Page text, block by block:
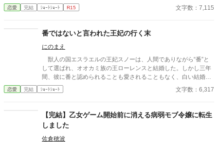
元へエーリヒが現れ――!?
恋愛 完結 ｼｮｰﾄｼｮｰﾄ R15 文字数：7,115
番ではないと言われた王妃の行く末
にのまえ
獣人の国エスラエルの王妃スノーは、人間でありながら“番”と
して選ばれ、オオカミ族の王ローレンスと結婚した。しかし三年
間、彼に番と認められることも愛されることもなく、白い結婚の
まま冷遇され続ける。 それでも王妃として国に尽くしてきたス
ノーだったが、ある日、ローレンスが別の令嬢レイアーを懐妊さ
決意し、国を去ろうとする。 しかしその道中、レイアー嬢の実
家の襲撃に遭い、スノーは命を落とす寸前、自身の命と引き換え
に広域回復魔法で多くの命を救う。 これでスノーの、人生は終
わりのはずだった。 だが次に目を覚ますと、スノーは三年前の
恋愛 完結 ｼｮｰﾄｼｮｰﾄ 文字数：6,317
【完結】乙女ゲーム開始前に消える病弱モブ令嬢に転生
しました
佐倉穂波